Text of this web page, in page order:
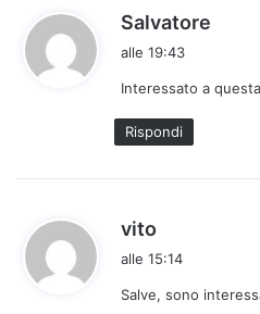
Salvatore
e
alle 19:43
Interessato a
Rispondi
vito
a
e
alle 15:14
Salve, sono